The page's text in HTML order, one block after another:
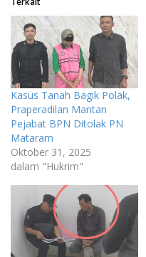
Kasus Tanah Bagik Polak,
Praperadilan Mantan
Pejabat BPN Ditolak PN
Mataram
Oktober 31, 2025
dalam "Hukrim"